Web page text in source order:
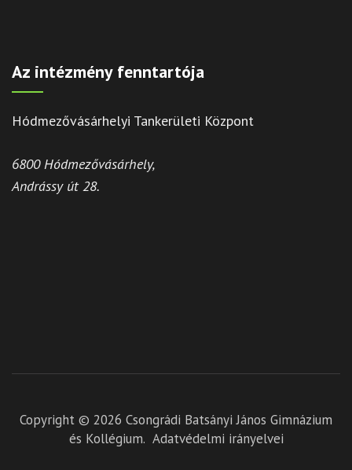
Az intézmény fenntartója
Hódmezővásárhelyi Tankerületi Központ
6800 Hódmezővásárhely,
Andrássy út 28.
Copyright © 2026 Csongrádi Batsányi János Gimnázium
és Kollégium. Adatvédelmi irányelvei